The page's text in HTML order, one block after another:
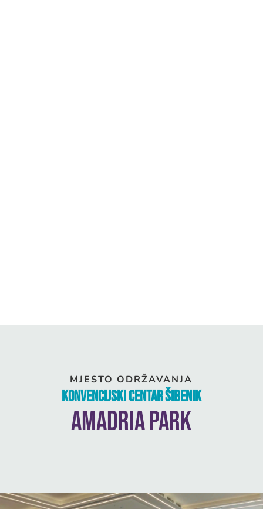
MJESTO ODRŽAVANJA
Konvencijski centar Šibenik
Amadria Park